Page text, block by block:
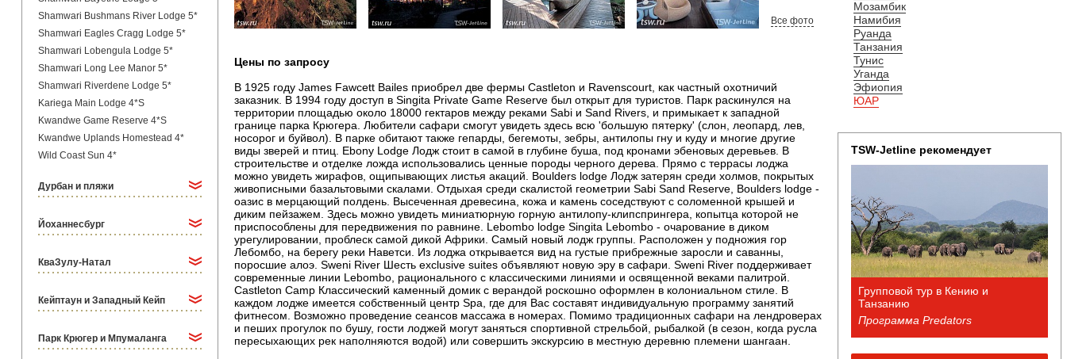
Shamwari Bushmans River Lodge 5*
Shamwari Eagles Cragg Lodge 5*
Shamwari Lobengula Lodge 5*
Shamwari Long Lee Manor 5*
Shamwari Riverdene Lodge 5*
Kariega Main Lodge 4*S
Kwandwe Game Reserve 4*S
Kwandwe Uplands Homestead 4*
Wild Coast Sun 4*
Дурбан и пляжи
Йоханнесбург
КваЗулу-Натал
Кейптаун и Западный Кейп
Парк Крюгер и Мпумаланга
Все фото
Цены по запросу
В 1925 году James Fawcett Bailes приобрел две фермы Castleton и Ravenscourt, как частный охотничий
заказник. В 1994 году доступ в Singita Private Game Reserve был открыт для туристов. Парк раскинулся на
территории площадью около 18000 гектаров между реками Sabi и Sand Rivers, и примыкает к западной
границе парка Крюгера. Любители сафари смогут увидеть здесь всю 'большую пятерку' (слон, леопард, лев,
носорог и буйвол). В парке обитают также гепарды, бегемоты, зебры, антилопы гну и куду и многие другие
виды зверей и птиц. Ebony Lodge Лодж стоит в самой в глубине буша, под кронами эбеновых деревьев. В
строительстве и отделке ложда использовались ценные породы черного дерева. Прямо с террасы лоджа
можно увидеть жирафов, ощипывающих листья акаций. Boulders lodge Лодж затерян среди холмов, покрытых
живописными базальтовыми скалами. Отдыхая среди скалистой геометрии Sabi Sand Reserve, Boulders lodge -
оазис в мерцающий полдень. Высеченная древесина, кожа и камень соседствуют с соломенной крышей и
диким пейзажем. Здесь можно увидеть миниатюрную горную антилопу-клипспрингера, копытца которой не
приспособлены для передвижения по равнине. Lebombo lodge Singita Lebombo - очарование в диком
урегулировании, проблеск самой дикой Африки. Самый новый лодж группы. Расположен у подножия гор
Лебомбо, на берегу реки Наветси. Из лоджа открывается вид на густые прибрежные заросли и саванны,
поросшие алоэ. Sweni River Шесть exclusive suites объявляют новую эру в сафари. Sweni River поддерживает
современные линии Lebombo, рационального с классическими линиями и освященной веками палитрой.
Castleton Camp Классический каменный домик с верандой роскошно оформлен в колониальном стиле. В
каждом лодже имеется собственный центр Spa, где для Вас составят индивидуальную программу занятий
фитнесом. Возможно проведение сеансов массажа в номерах. Помимо традиционных сафари на лендроверах
и пеших прогулок по бушу, гости лоджей могут заняться спортивной стрельбой, рыбалкой (в сезон, когда русла
пересыхающих рек наполняются водой) или совершить экскурсию в местную деревню племени шангаан.
Мозамбик
Намибия
Руанда
Танзания
Тунис
Уганда
Эфиопия
ЮАР
TSW-Jetline рекомендует
Групповой тур в Кению и
Танзанию
Программа Predators